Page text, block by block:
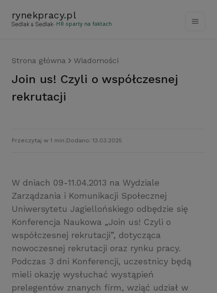
rynekpracy.pl
- HR oparty na faktach
Strona główna Wiadomości
Join us! Czyli o współczesnej
rekrutacji
Przeczytaj w 1 min. Dodano: 13.03.2025
W dniach 09-11.04.2013 na Wydziale
Zarządzania i Komunikacji Społecznej
Uniwersytetu Jagiellońskiego odbędzie się
Konferencja Naukowa „Join us! Czyli o
współczesnej rekrutacji”, dotycząca
nowoczesnej rekrutacji oraz rynku pracy.
Podczas 3 dni Konferencji, uczestnicy będą
mieli okazję wysłuchać wystąpień
prelegentów znanych firm, wziąć udział w